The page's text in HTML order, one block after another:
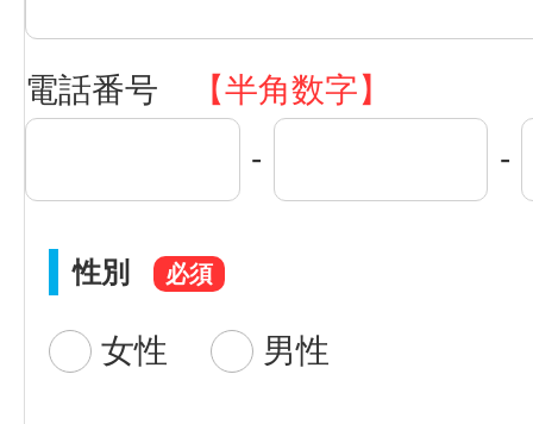
電話番号 【半角数字】
性別
女性 男性